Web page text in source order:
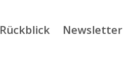
Rückblick Newsletter